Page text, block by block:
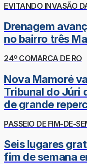
EVITANDO INVASÃO
Drenagem
no bairro três
24º COMARCA DE RO
Nova Mamoré
Tribunal do Júri
de grande
PASSEIO DE FIM-DE-
Seis lugares
fim de semana